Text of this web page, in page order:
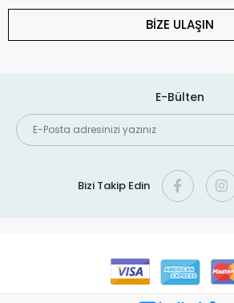
BİZE ULAŞIN
E-Bülten
Bizi Takip Edin